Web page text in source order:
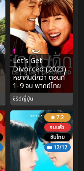
Let’s Get
Divorced (2023)
หย่ากันดีกว่า ตอนที่
1-9 จบ พากย์ไทย
ซีรีย์ญี่ปุ่น
7.2
จบแล้ว
ซับไทย
12/12